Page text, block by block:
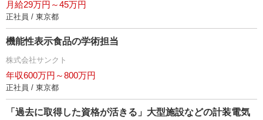
月給29万円～45万円
正社員 / 東京都
機能性表示食品の学術担当
株式会社サンクト
年収600万円～800万円
正社員 / 東京都
「過去に取得した資格が活きる」大型施設などの計装電気